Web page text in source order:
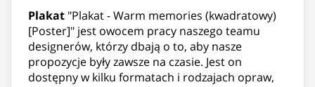
Plakat "Plakat - Warm memories (kwadratowy)
[Poster]" jest owocem pracy naszego teamu
designerów, którzy dbają o to, aby nasze
propozycje były zawsze na czasie. Jest on
dostępny w kilku formatach i rodzajach opraw,